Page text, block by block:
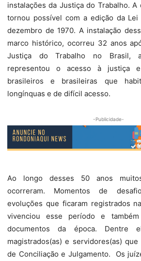
instalações da Justiça do Trabalho. A
tornou possível com a edição da
dezembro de 1970. A instalação
marco histórico, ocorreu 32 anos
Justiça do Trabalho no Brasil,
representou o acesso à justiça
brasileiros e brasileiras que
longínquas e de difícil acesso.
-Publicidade-
Ao longo desses 50 anos
ocorreram. Momentos de
evoluções que ficaram registrados
vivenciou esse período e
documentos da época. Dentre
magistrados(as) e servidores(as)
de Conciliação e Julgamento. Os